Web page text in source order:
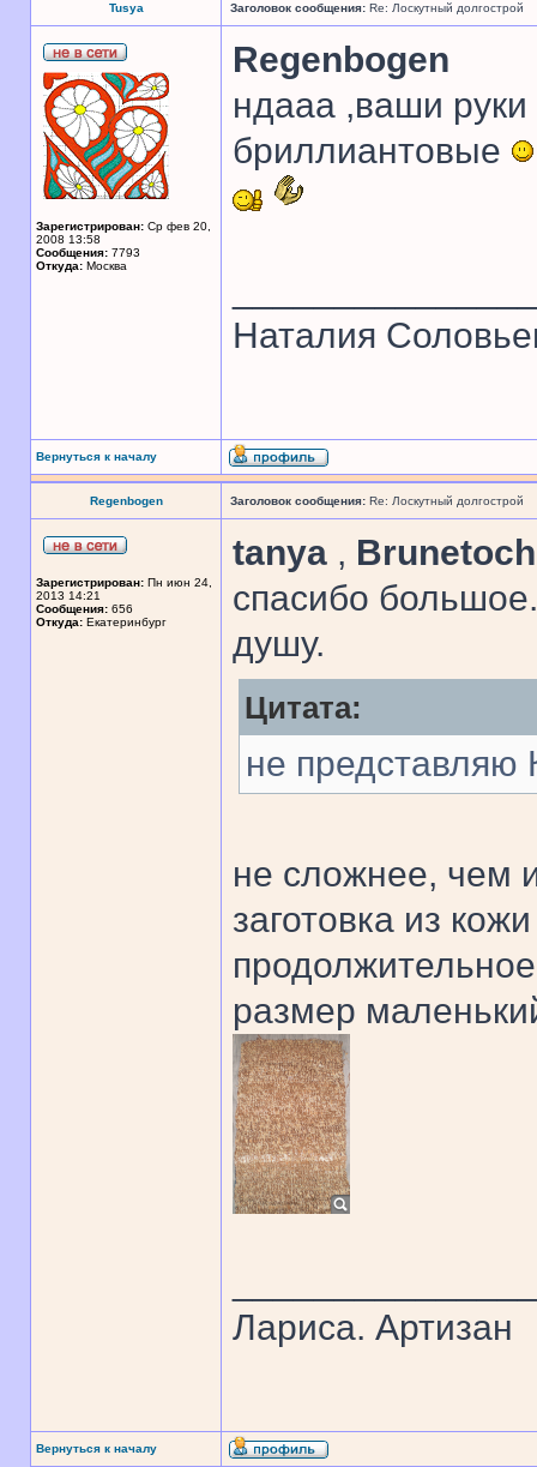
Tusya Заголовок сообщения: Re: Лоскутный долгострой
Зарегистрирован: Ср фев 20,
2008 13:58
Сообщения: 7793
Откуда: Москва
Regenbogen
ндааа ,ваши
бриллиантовые
Наталия
Вернуться к началу
Regenbogen Заголовок сообщения: Re: Лоскутный долгострой
Зарегистрирован: Пн июн 24,
2013 14:21
Сообщения: 656
Откуда: Екатеринбург
tanya ,
спасибо
душу.
Цитата:
не представляю
не сложнее, чем
заготовка из
размер
Лариса. Артизан
Вернуться к началу